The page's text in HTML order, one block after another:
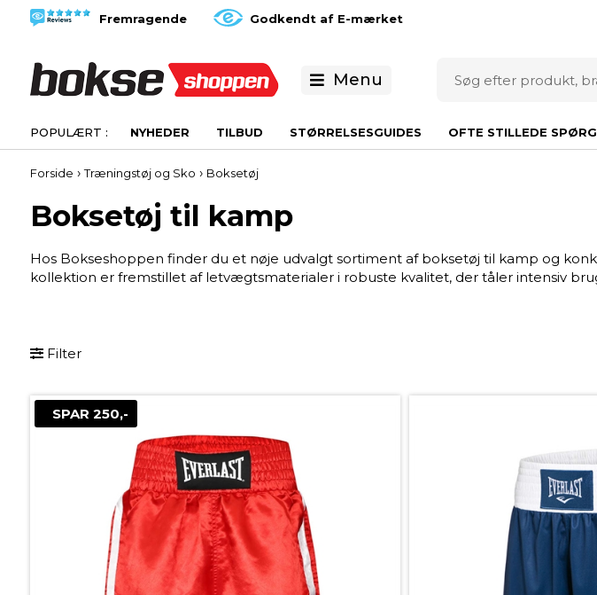
Fremragende Godkendt af E-mærket
Menu
NYHEDER TILBUD STØRRELSESGUIDES OFTE STILLEDE
Forside ›Træningstøj og Sko › Boksetøj
Boksetøj til kamp
Hos Bokseshoppen finder du et nøje udvalgt sortiment af boksetøj til kamp og
kollektion er fremstillet af letvægtsmaterialer i robuste kvalitet, der tåler intensiv
Filter
SPAR 250,-